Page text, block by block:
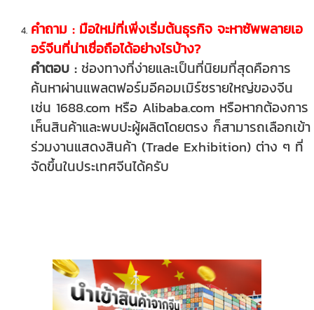
คำถาม : มือใหม่ที่เพิ่งเริ่มต้นธุรกิจ จะหาซัพพลายเอ
อร์จีนที่น่าเชื่อถือได้อย่างไรบ้าง?
คำตอบ :ช่องทางที่ง่ายและเป็นที่นิยมที่สุดคือการ
ค้นหาผ่านแพลตฟอร์มอีคอมเมิร์ซรายใหญ่ของจีน
เช่น 1688.com หรือ Alibaba.com หรือหากต้องการ
เห็นสินค้าและพบปะผู้ผลิตโดยตรง ก็สามารถเลือกเข้า
ร่วมงานแสดงสินค้า (Trade Exhibition) ต่าง ๆ ที่
จัดขึ้นในประเทศจีนได้ครับ